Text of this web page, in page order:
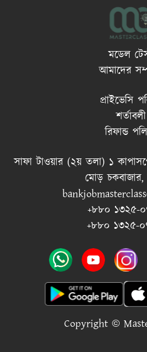
মডেল
আমাদের
প্রাইভেসি
শর্তাবলী
রিফান্ড
সাফা টাওয়ার (২য় তলা) ১
মোড় চকবাজার,
+৮৮০ ১৩২৫-
+৮৮০ ১৩২৫-
Copyright ©